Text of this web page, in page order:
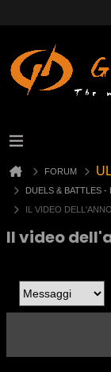
FORUM
DUELS & BATTLES -
IL VIDEO
Il video